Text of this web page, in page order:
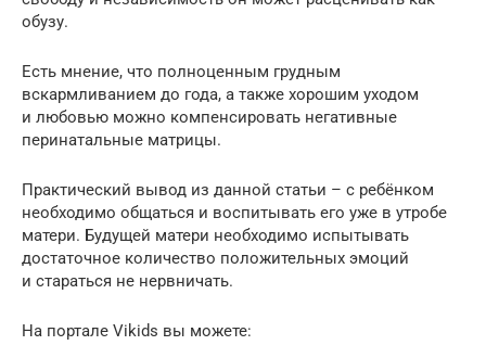
обузу.
Есть мнение, что полноценным грудным
вскармливанием до года, а также хорошим уходом
и любовью можно компенсировать негативные
перинатальные матрицы.
Практический вывод из данной статьи – с ребёнком
необходимо общаться и воспитывать его уже в утробе
матери. Будущей матери необходимо испытывать
достаточное количество положительных эмоций
и стараться не нервничать.
На портале Vikids вы можете: